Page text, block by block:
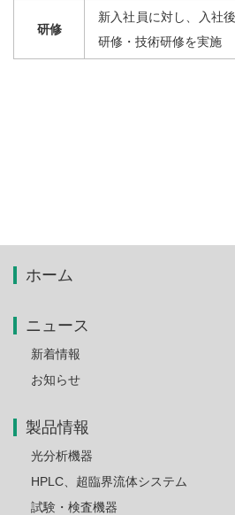
研修
新入社員に対し、入社
研修・技術研修を実施
ホーム
ニュース
新着情報
お知らせ
製品情報
光分析機器
HPLC、超臨界流体システム
試験・検査機器